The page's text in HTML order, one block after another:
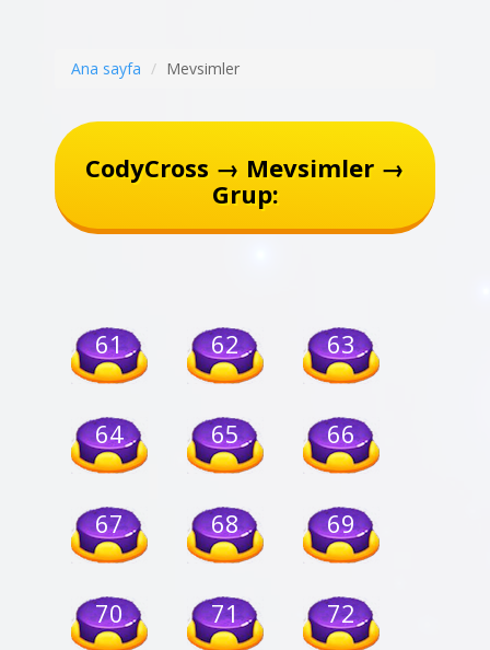
Ana sayfa Mevsimler
CodyCross → Mevsimler →
Grup:
61 62 63
64 65 66
67 68 69
70 71 72